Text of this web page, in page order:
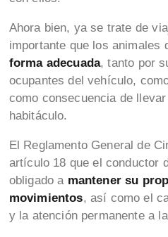
Ahora bien, ya se trate de
importante que los animales
forma adecuada, tanto por
ocupantes del vehículo,
como consecuencia de
habitáculo.
El Reglamento General de
artículo 18 que el conductor
obligado a mantener su
movimientos, así como el
y la atención permanente a